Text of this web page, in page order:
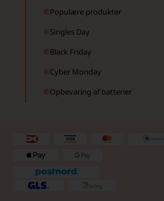
Populære produkter
Singles Day
Black Friday
Cyber Monday
Opbevaring af batterier